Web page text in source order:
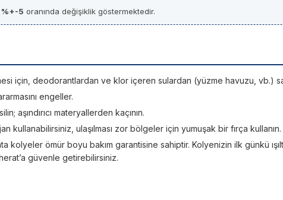
%+-5 oranında değişiklik göstermektedir.
için, deodorantlardan ve klor içeren sulardan (yüzme havuzu, vb.)
engeller.
aşındırıcı materyallerden kaçının.
kullanabilirsiniz, ulaşılması zor bölgeler için yumuşak bir fırça kullanın.
kolyeler ömür boyu bakım garantisine sahiptir. Kolyenizin ilk günkü
güvenle getirebilirsiniz.